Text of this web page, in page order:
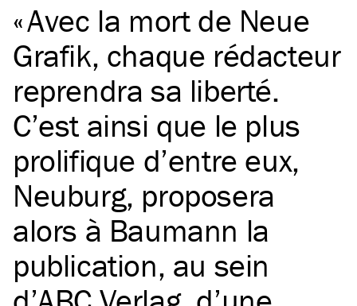
Avec la mort de Neue
Grafik, chaque rédacteur
reprendra sa liberté.
C’est ainsi que le plus
prolifique d’entre eux,
Neuburg, proposera
alors à Baumann la
publication, au sein